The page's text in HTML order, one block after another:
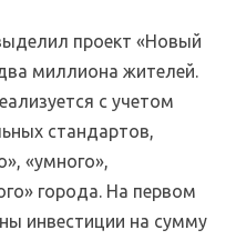
проект «Новый
миллиона жителей.
с учетом
стандартов,
«умного»,
города. На первом
инвестиции на сумму